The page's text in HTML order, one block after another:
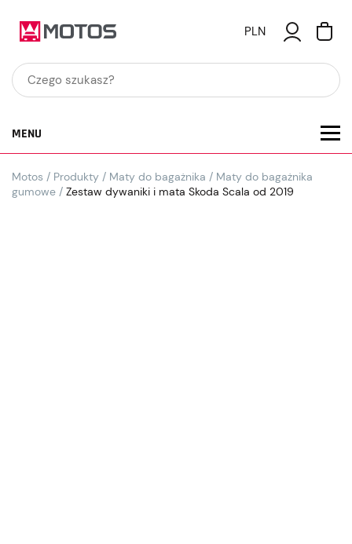
PLN
MENU
Motos / Produkty / Maty do bagażnika / Maty do bagażnika
gumowe / Zestaw dywaniki i mata Skoda Scala od 2019